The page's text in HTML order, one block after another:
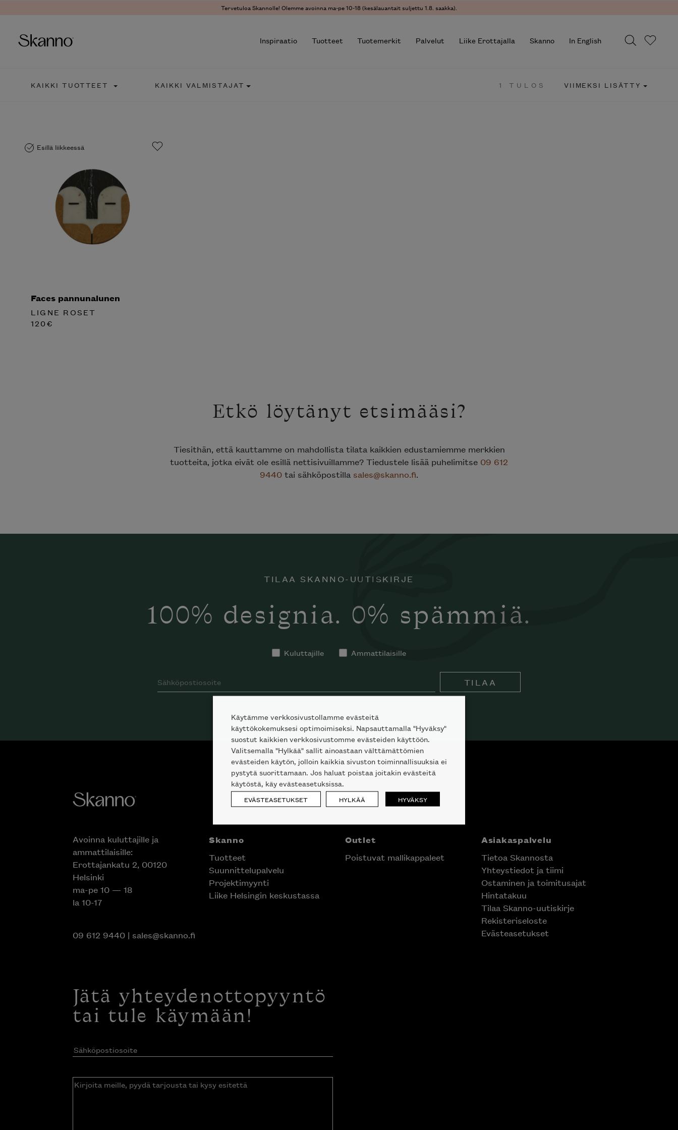
Tervetuloa Skannolle! Olemme avoinna ma-pe 10-18 (kesälauantait suljettu 1.8. saakka).
Inspiraatio Tuotteet Tuotemerkit Palvelut Liike Erottajalla Skanno In English
KAIKKI TUOTTEET KAIKKI VALMISTAJAT 1 TULOS VIIMEKSI LISÄTTY
Esillä liikkeessä
Faces pannunalunen
LIGNE ROSET
120€
Etkö löytänyt etsimääsi?
Tiesithän, että kauttamme on mahdollista tilata kaikkien edustamiemme merkkien
tuotteita, jotka eivät ole esillä nettisivuillamme? Tiedustele lisää puhelimitse 09 612
9440 tai sähköpostilla sales@skanno.fi.
TILAA SKANNO-UUTISKIRJE
100% designia. 0% spämmiä.
Kuluttajille Ammattilaisille
TILAA
Avoinna kuluttajille ja
ammattilaisille:
Erottajankatu 2, 00120
Helsinki
ma-pe 10 — 18
la 10-17
09 612 9440| sales@skanno.fi
Skanno
Tuotteet
Suunnittelupalvelu
Projektimyynti
Liike Helsingin keskustassa
Outlet
Poistuvat mallikappaleet
Asiakaspalvelu
Tietoa Skannosta
Yhteystiedot ja tiimi
Ostaminen ja toimitusajat
Hintatakuu
Tilaa Skanno-uutiskirje
Rekisteriseloste
Evästeasetukset
Jätä yhteydenottopyyntö
tai tule käymään!
Sähköpostiosoite(Pakollinen)
Kirjoita
Käytämme verkkosivustollamme evästeitä
käyttökokemuksesi optimoimiseksi. Napsauttamalla "Hyväksy"
suostut kaikkien verkkosivustomme evästeiden käyttöön.
Valitsemalla "Hylkää" sallit ainoastaan välttämättömien
evästeiden käytön, jolloin kaikkia sivuston toiminnallisuuksia ei
pystytä suorittamaan. Jos haluat poistaa joitakin evästeitä
käytöstä, käy evästeasetuksissa.
EVÄSTEASETUKSET HYLKÄÄ HYVÄKSY